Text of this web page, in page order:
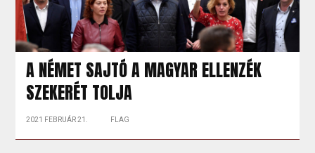
A NÉMET SAJTÓ A MAGYAR ELLENZÉK
SZEKERÉT TOLJA
2021 FEBRUÁR 21. FLAG